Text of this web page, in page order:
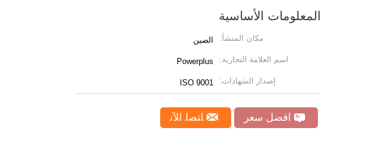
المعلومات الأساسية
مكان المنشأ: الصين
اسم العلامة التجارية: Powerplus
إصدار الشهادات: ISO 9001
افضل سعر ﺎﺘﺼﻟ ﺍﻶﻧ